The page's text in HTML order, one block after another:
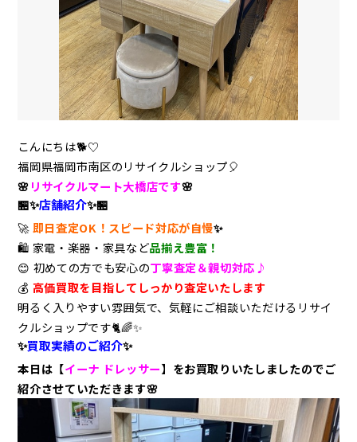
こんにちは🐕♡
福岡県福岡市南区のリサイクルショップ🎈
🌸 リサイクルマート大橋店です🌸
🏪✨店舗紹介✨🏪
🚀即日査定OK！スピード対応が自慢✨
🛍️ 家電・楽器・家具など品揃え豊富！
😊 初めての方でも安心の丁寧査定＆親切対応♪
💰 高価買取を目指してしっかり査定いたします
明るく入りやすい雰囲気で、気軽にご相談いただけるリサイ
クルショップです🐈🌈✨
✨買取実績のご紹介✨
本日は【イーナ ドレッサー】 をお買取りいたしましたのでご
紹介させていただきます🌸